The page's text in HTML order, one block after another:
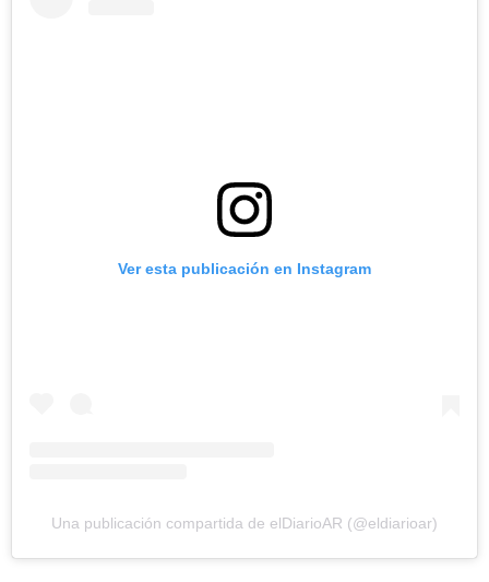
Ver esta publicación en Instagram
Una publicación compartida de elDiarioAR (@eldiarioar)